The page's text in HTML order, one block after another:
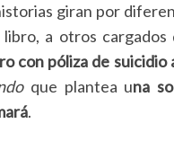
giran por
a otros cargados
con póliza de suicidio
que plantea una
.